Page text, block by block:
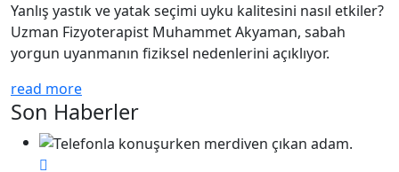
Yanlış yastık ve yatak seçimi uyku kalitesini nasıl etkiler?
Uzman Fizyoterapist Muhammet Akyaman, sabah
yorgun uyanmanın fiziksel nedenlerini açıklıyor.
read more
Son Haberler